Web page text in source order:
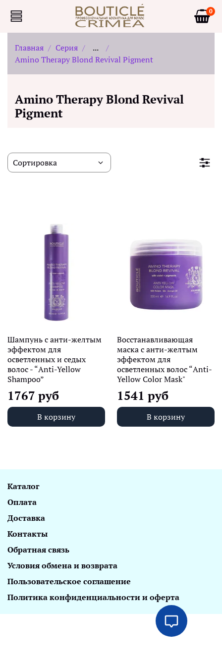
0
Главная Серия
...
Amino Therapy Blond Revival Pigment
Amino Therapy Blond Revival
Pigment
Шампунь с анти-желтым
эффектом для
осветленных и седых
волос - “Anti-Yellow
Shampoo”
1767 руб
В корзину
Восстанавливающая
маска с анти-желтым
эффектом для
осветленных волос “Anti-
Yellow Color Mask"
1541 руб
В корзину
Каталог
Оплата
Доставка
Контакты
Обратная связь
Условия обмена и возврата
Пользовательское соглашение
Политика конфиденциальности и оферта